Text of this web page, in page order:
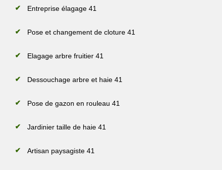
Entreprise élagage 41
Pose et changement de cloture 41
Elagage arbre fruitier 41
Dessouchage arbre et haie 41
Pose de gazon en rouleau 41
Jardinier taille de haie 41
Artisan paysagiste 41